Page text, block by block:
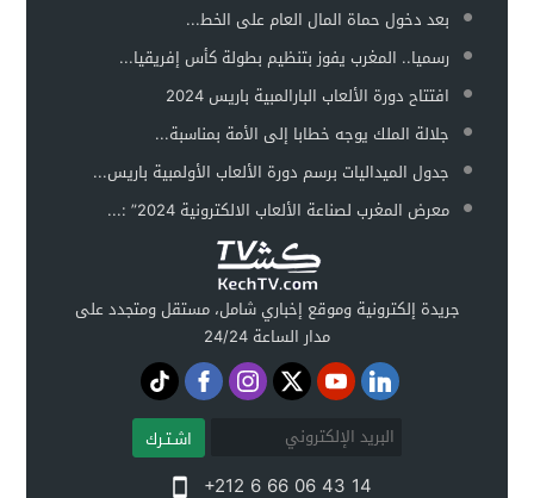
بعد دخول حماة المال العام على الخط...
رسميا.. المغرب يفوز بتنظيم بطولة كأس إفريقيا...
افتتاح دورة الألعاب البارالمبية باريس 2024
جلالة الملك يوجه خطابا إلى الأمة بمناسبة...
جدول الميداليات برسم دورة الألعاب الأولمبية باريس...
معرض المغرب لصناعة الألعاب الالكترونية 2024” :...
جريدة إلكترونية وموقع إخباري شامل، مستقل ومتجدد على
مدار الساعة 24/24
اشـتـرك
+212 6 66 06 43 14